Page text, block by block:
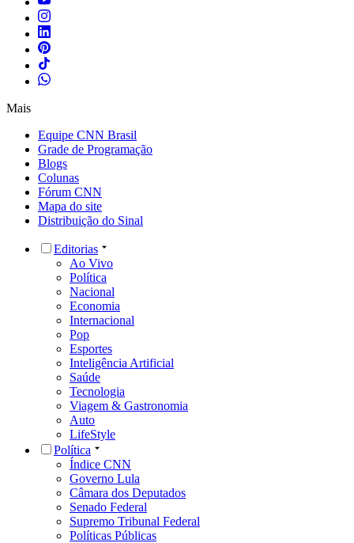
Mais
Equipe CNN Brasil
Grade de Programação
Blogs
Colunas
Fórum CNN
Mapa do site
Distribuição do Sinal
Editorias
Ao Vivo
Política
Nacional
Economia
Internacional
Pop
Esportes
Inteligência Artificial
Saúde
Tecnologia
Viagem & Gastronomia
Auto
LifeStyle
Política
Índice CNN
Governo Lula
Câmara dos Deputados
Senado Federal
Supremo Tribunal Federal
Políticas Públicas